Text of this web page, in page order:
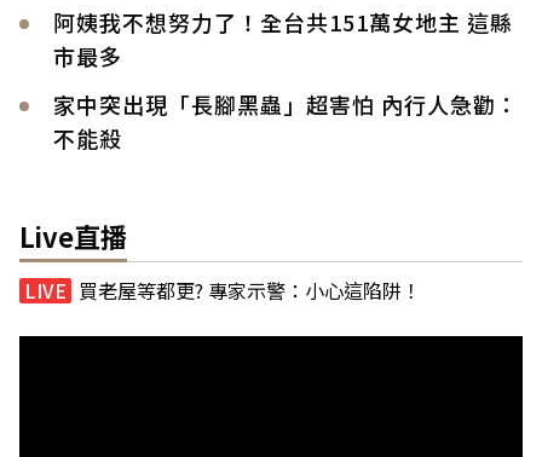
阿姨我不想努力了！全台共151萬女地主 這縣
市最多
家中突出現「長腳黑蟲」超害怕 內行人急勸：
不能殺
Live直播
買老屋等都更? 專家示警：小心這陷阱！